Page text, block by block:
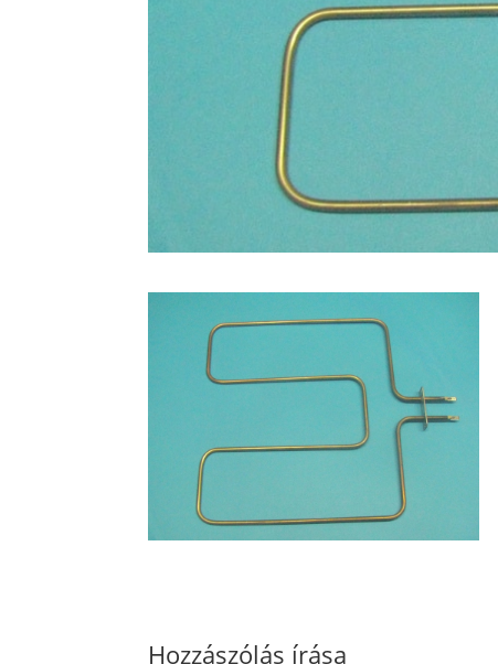
Hozzászólás írása